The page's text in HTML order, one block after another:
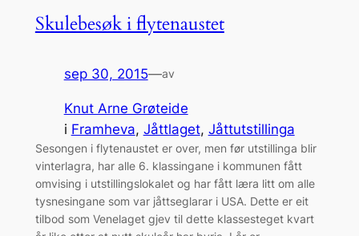
Skulebesøk i flytenaustet
sep 30, 2015—av
Knut Arne Grøteide
i Framheva, Jåttlaget, Jåttutstillinga
Sesongen i flytenaustet er over, men før utstillinga blir
vinterlagra, har alle 6. klassingane i kommunen fått
omvising i utstillingslokalet og har fått læra litt om alle
tysnesingane som var jåttseglarar i USA. Dette er eit
tilbod som Venelaget gjev til dette klassesteget kvart